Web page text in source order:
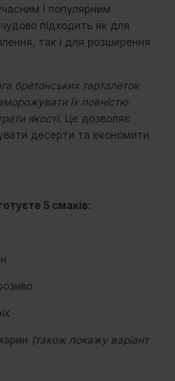
і популярним
підходить як для
так і для розширення
бретонських тарталеток
їх повністю
якості. Це дозволяє
десерти та економити
5 смаків:
(також покажу варіант